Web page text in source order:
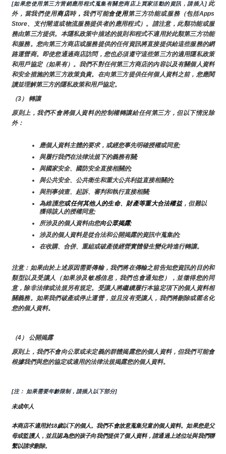
[如果您使用第三方营銷應用程式蒐集有關您商店上買家活動的資訊，請插入] 此
外，當我們使用商店時，我們可能會使用第三方功能或服務（包括Apps
Store、支付閘道或物流服務提供者的應用程式）。請注意，此類功能或服
務由第三方提供。本隱私政策中描述的規則和程式不適用於此類第三方功能
和服務。您向第三方商店或服務提供的任何資訊將直接提供給這些服務的網
路運營商。即使您通過商店訪問，您也必須遵守這些第三方的適用隱私政策
和用戶協定（如果有）。我們不對任何第三方商店的內容以及有關個人資料
和安全措施的第三方政策負責。在向第三方提供任何個人資料之前，您應閱
讀並理解第三方的隱私政策和用戶協定。
（3） 轉讓
原則上，我們不會將個人資料的控制權轉讓給任何第三方，但以下情況除
外：
應個人資料主體的要求，或經您事先明確授權或同意;
與履行我們在法律法規下的義務有關;
與國家安全、國防安全直接相關的;
與公共安全、公共衛生和重大公共利益直接相關的;
與刑事偵查、起訴、審判和執行直接相關;
為維護您或任何其他人的生命、財產等重大合法權益，但難以
獲得該人的授權同意;
所涉及的個人資料由您向公眾揭露;
涉及的個人資料是從合法和公開揭露的資訊中蒐集的;
在收購、合併、重組或破產後經營實體發生變化時進行轉讓。
注意：如果由於上述原因需要傳輸，我們將在傳輸之前告知您資訊的目的和
類型以及受讓人（如果涉及敏感信息，我們也會通知您），並徵得您的同
意，除非法律或法規另有規定。受讓人將繼續履行本協定項下的個人資料相
關義務。如果我們破產或停止運營，並且沒有受讓人，我們將刪除或匿名化
您的個人資料。
（4） 公開揭露
原則上，我們不會向公眾或未定義的群體揭露您的個人資料，但我們可能會
根據我們與您的協定或適用的法律法規揭露您的個人資料。
[注： 如果需要年齡限制，請插入以下部分]
未成年人
本商店不適用於18歲以下的個人。我們不會故意蒐集兒童的個人資料。如果您是父
母或監護人，並且認為您的孩子向我們提供了個人資料，請通過上述位址與我們聯
繫以請求刪除。